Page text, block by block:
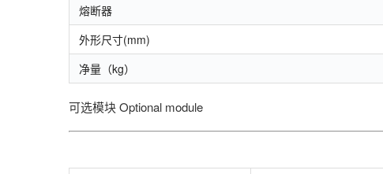
熔断器
外形尺寸(mm)
净量（kg）
可选模块Optional module